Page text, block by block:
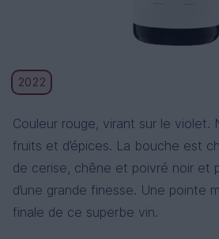
2022
Couleur rouge, virant sur le violet.
fruits et d’épices. La bouche est
de cerise, chêne et poivré noir et
d’une grande finesse. Une pointe
finale de ce superbe vin.